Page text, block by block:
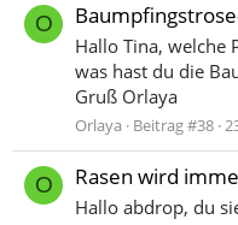
O
Hallo Tina, welche
was hast du die
Gruß Orlaya
Orlaya Beitrag #38
O Rasen wird
Hallo abdrop, du